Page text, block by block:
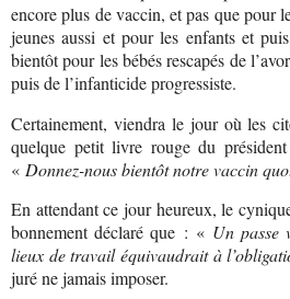
encore plus de vaccin, et pas que pour
jeunes aussi et pour les enfants et
bientôt pour les bébés rescapés de
puis de l’infanticide progressiste.
Certainement, viendra le jour où les
quelque petit livre rouge du
« Donnez-nous bientôt notre vaccin
En attendant ce jour heureux, le
bonnement déclaré que : « Un passe
lieux de travail équivaudrait à
juré ne jamais imposer.